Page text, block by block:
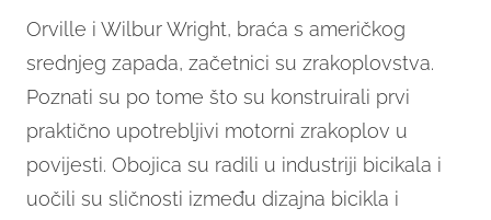
Orville i Wilbur Wright, braća s američkog
srednjeg zapada, začetnici su zrakoplovstva.
Poznati su po tome što su konstruirali prvi
praktično upotrebljivi motorni zrakoplov u
povijesti. Obojica su radili u industriji bicikala i
uočili su sličnosti između dizajna bicikla i